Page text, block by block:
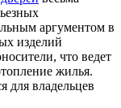
аргументом в
изделий
что ведет
жилья.
для владельцев